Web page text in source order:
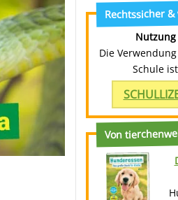
Rechtssicher
Die
Schule
Von